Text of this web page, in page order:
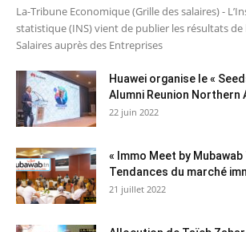
La-Tribune Economique (Grille des salaires) -
statistique (INS) vient de publier les résultats de
Salaires auprès des Entreprises
Huawei organise le «
Alumni Reunion Northern
22 juin 2022
« Immo Meet by
Tendances du marché
21 juillet 2022